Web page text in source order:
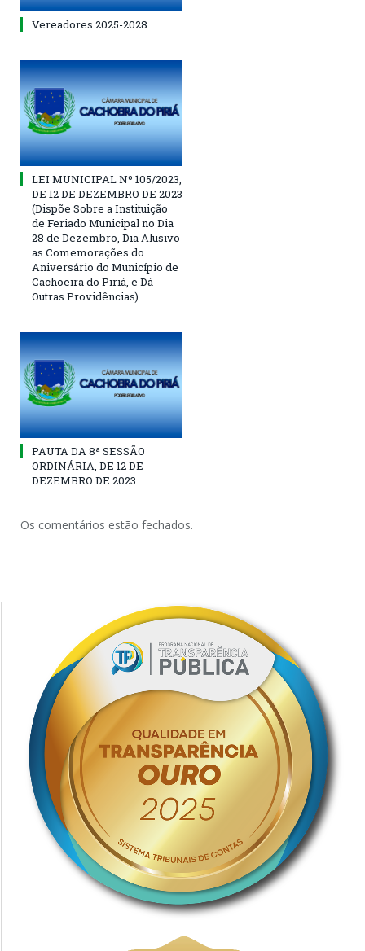
Vereadores 2025-2028
LEI MUNICIPAL Nº 105/2023,
DE 12 DE DEZEMBRO DE 2023
(Dispõe Sobre a Instituição
de Feriado Municipal no Dia
28 de Dezembro, Dia Alusivo
as Comemorações do
Aniversário do Município de
Cachoeira do Piriá, e Dá
Outras Providências)
PAUTA DA 8ª SESSÃO
ORDINÁRIA, DE 12 DE
DEZEMBRO DE 2023
Os comentários estão fechados.